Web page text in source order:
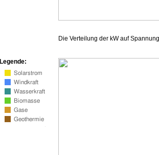
Die Verteilung der kW auf
Legende: